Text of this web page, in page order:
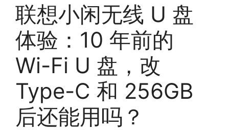
联想小闲无线 U 盘
体验：10 年前的
Wi-Fi U 盘，改
Type-C 和 256GB
后还能用吗？